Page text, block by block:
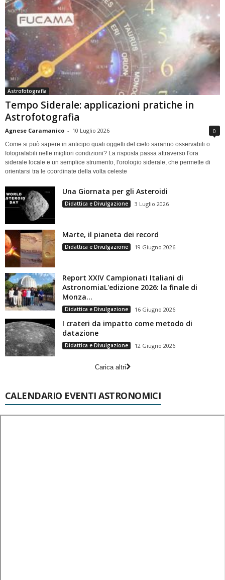
Astrofotografia
Tempo Siderale: applicazioni pratiche in
Astrofotografia
Agnese Caramanico - 10 Luglio 2026 0
Come si può sapere in anticipo quali oggetti del cielo saranno osservabili o
fotografabili nelle migliori condizioni? La risposta passa attraverso l'ora
siderale locale e un semplice strumento, l'orologio siderale, che permette di
orientarsi tra le coordinate della volta celeste
Una Giornata per gli Asteroidi
Didattica e Divulgazione 3 Luglio 2026
Marte, il pianeta dei record
Didattica e Divulgazione 19 Giugno 2026
Report XXIV Campionati Italiani di
AstronomiaL'edizione 2026: la finale di
Monza...
Didattica e Divulgazione 16 Giugno 2026
I crateri da impatto come metodo di
datazione
Didattica e Divulgazione 12 Giugno 2026
Carica altri
CALENDARIO EVENTI ASTRONOMICI